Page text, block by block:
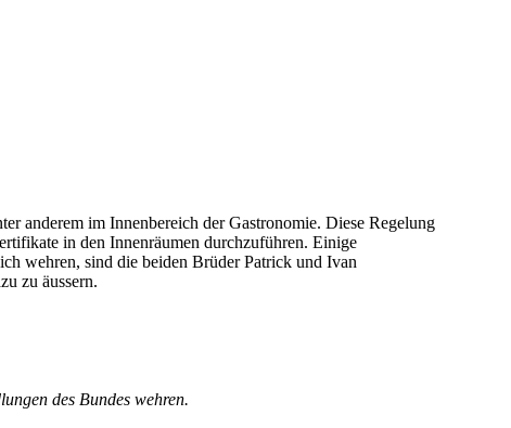
anderem im Innenbereich der Gastronomie. Diese Regelung
in den Innenräumen durchzuführen. Einige
wehren, sind die beiden Brüder Patrick und Ivan
zu äussern.
des Bundes wehren.